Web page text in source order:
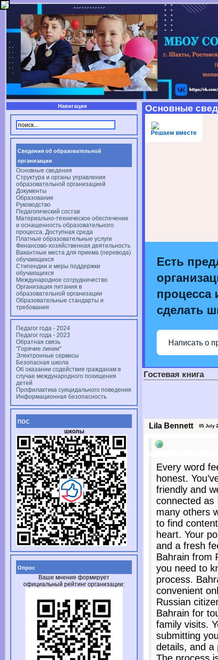
Навигация
Сведения об образовательной
организации
Основные сведения
Структура и органы управления
образовательной организацией
Документы
Образование
Руководство
Педагогический состав
Материально-техническое обеспечение
и оснащенность образовательного
процесса. Доступная среда
Платные образовательные услуги
Финансово-хозяйственная деятельность
Вакантные места для приема (перевода)
обучающихся
Стипендии и меры поддержки
обучающихся
Международное сотрудничество
Организация питания в
образовательной организации
Образовательные стандарты и
требования
Педагог года - 2024
Педагог года - 2023
Обратная связь
"Горячие линии"
Электронные сервисы
Безопасная школа
Об оказании содействия гражданам в
случае международного похищения
детей
Профилактика суицидального поведения
Информационная безопасность
ПОС
школы
Опрос
Ваше мнение формирует
официальный рейтинг организации:
Основные
Решаем вместе
Есть
процесса
сделать
Написать о
Гостевая книга
Lila Bennett 05 July
Every word
honest.
friendly and
connected as
many others
to find
heart. Your
and a fresh
Bahrain from
you need to
process.
convenient
Russian
Bahrain for
family visits.
submitting
details, and a